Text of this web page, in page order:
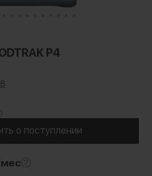
P4
о поступлении